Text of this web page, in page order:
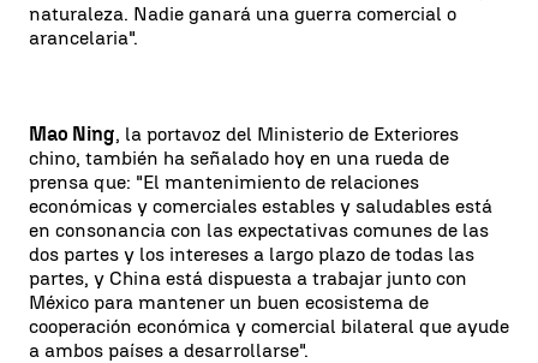
naturaleza. Nadie ganará una guerra comercial o
arancelaria".
Mao Ning, la portavoz del Ministerio de Exteriores
chino, también ha señalado hoy en una rueda de
prensa que: "El mantenimiento de relaciones
económicas y comerciales estables y saludables está
en consonancia con las expectativas comunes de las
dos partes y los intereses a largo plazo de todas las
partes, y China está dispuesta a trabajar junto con
México para mantener un buen ecosistema de
cooperación económica y comercial bilateral que ayude
a ambos países a desarrollarse".